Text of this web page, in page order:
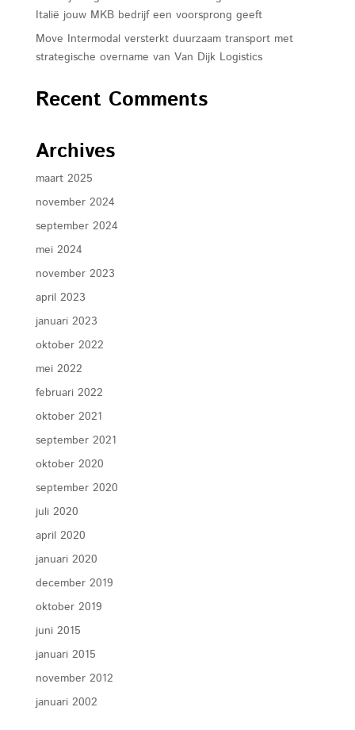
Italië jouw MKB bedrijf een voorsprong geeft
Move Intermodal versterkt duurzaam transport met
strategische overname van Van Dijk Logistics
Recent Comments
Archives
maart 2025
november 2024
september 2024
mei 2024
november 2023
april 2023
januari 2023
oktober 2022
mei 2022
februari 2022
oktober 2021
september 2021
oktober 2020
september 2020
juli 2020
april 2020
januari 2020
december 2019
oktober 2019
juni 2015
januari 2015
november 2012
januari 2002